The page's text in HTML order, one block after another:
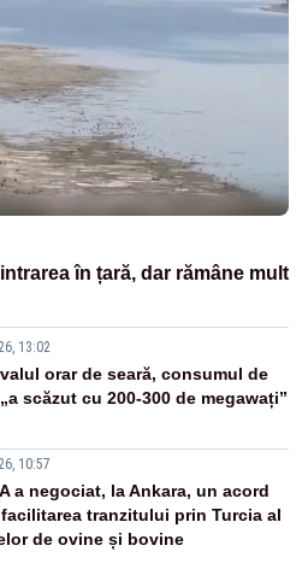
în țară, dar rămâne mult
13:02
orar de seară, consumul de
scăzut cu 200-300 de megawați”
10:57
a negociat, la Ankara, un acord
tranzitului prin Turcia al
de ovine și bovine